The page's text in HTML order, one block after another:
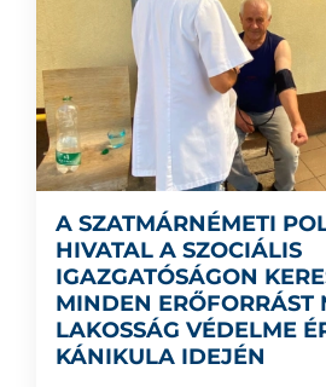
A SZATMÁRNÉMETI
HIVATAL A SZOCIÁLIS
IGAZGATÓSÁGON
MINDEN ERŐFORRÁST
LAKOSSÁG VÉDELME
KÁNIKULA IDEJÉN